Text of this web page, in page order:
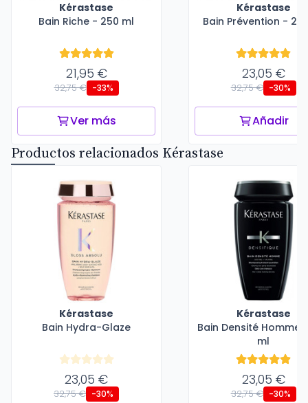
Kérastase
Bain Riche - 250 ml
21,95 €
32,75 € -33%
Ver más
Kérastase
Bain Prévention -
23,05 €
32,75 € -30%
Añadir
Productos relacionados Kérastase
Kérastase
Bain Hydra-Glaze
23,05 €
32,75 € -30%
Kérastase
Bain Densité Homme
ml
23,05 €
32,75 € -30%